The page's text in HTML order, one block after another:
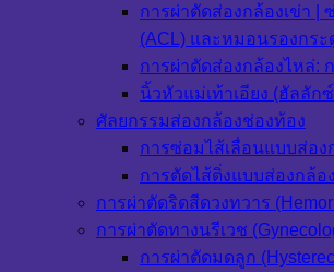
การผ่าตัดส่องกล้องเข่า |
(ACL) และหมอนรองกระ
การผ่าตัดส่องกล้องไหล่:
นิ้วหัวแม่เท้าเอียง (ฮัลลัก
ศัลยกรรมส่องกล้องช่องท้อง
การซ่อมไส้เลื่อนแบบส่อง
การตัดไส้ติ่งแบบส่องกล้อง
การผ่าตัดริดสีดวงทวาร
การผ่าตัดทางนรีเวช
การผ่าตัดมดลูก